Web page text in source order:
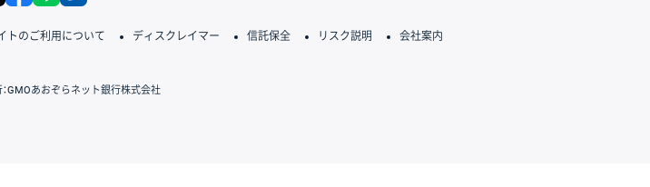
トのご利用について ディスクレイマー 信託保全 リスク説明 会社案内
GMOあおぞらネット銀行株式会社